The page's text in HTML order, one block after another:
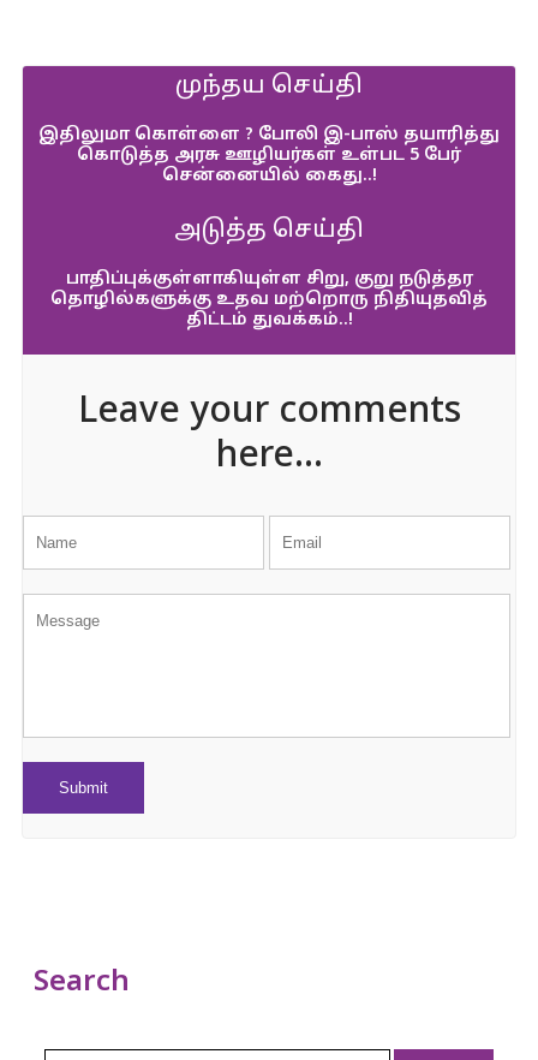
முந்தய செய்தி
இதிலுமா கொள்ளை ? போலி இ-பாஸ் தயாரித்து
கொடுத்த அரசு ஊழியர்கள் உள்பட 5 பேர்
சென்னையில் கைது..!
அடுத்த செய்தி
பாதிப்புக்குள்ளாகியுள்ள சிறு, குறு நடுத்தர
தொழில்களுக்கு உதவ மற்றொரு நிதியுதவித்
திட்டம் துவக்கம்..!
Leave your comments
here...
Search